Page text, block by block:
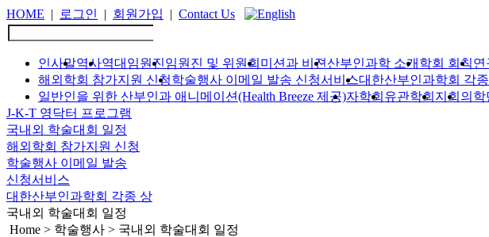
HOME | 로그인 | 회원가입 | Contact Us
인사말역사역대임원진임원진 및 위원회 미션과 비젼산부인과학 소개 학회 회칙연
해외학회 참가지원 신청학술행사 이메일 발송 신청서비스대한산부인과학회 각
일반인을 위한 산부인과 애니메이션(Health Breeze 제공)자학회 유관학회 지회 의학
J-K-T 영닥터 프로그램
국내외 학술대회 일정
해외학회 참가지원 신청
학술행사 이메일 발송
신청서비스
대한산부인과학회 각종 상
국내외 학술대회 일정
Home > 학술행사 > 국내외 학술대회 일정